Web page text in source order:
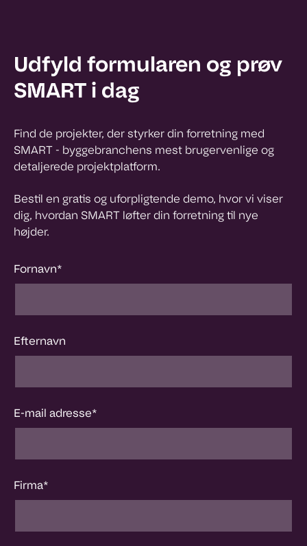
Udfyld formularen og prøv
SMART i dag
Find de projekter, der styrker din forretning med
SMART - byggebranchens mest brugervenlige og
detaljerede projektplatform.
Bestil en gratis og uforpligtende demo, hvor vi viser
dig, hvordan SMART løfter din forretning til nye
højder.
Fornavn*
Efternavn
E-mail adresse*
Firma*